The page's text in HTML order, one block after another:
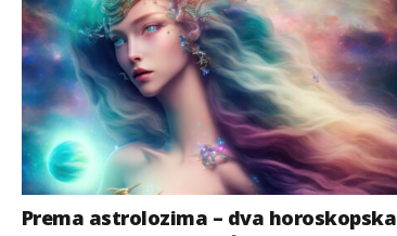
Prema astrolozima – dva horoskopska